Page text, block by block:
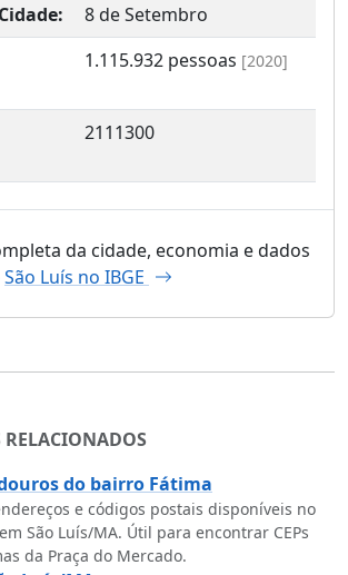
8 de Setembro
1.115.932 pessoas [2020]
2111300
da cidade, economia e dados
São Luís no IBGE
RELACIONADOS
do bairro Fátima
e códigos postais disponíveis no
São Luís/MA. Útil para encontrar CEPs
da Praça do Mercado.